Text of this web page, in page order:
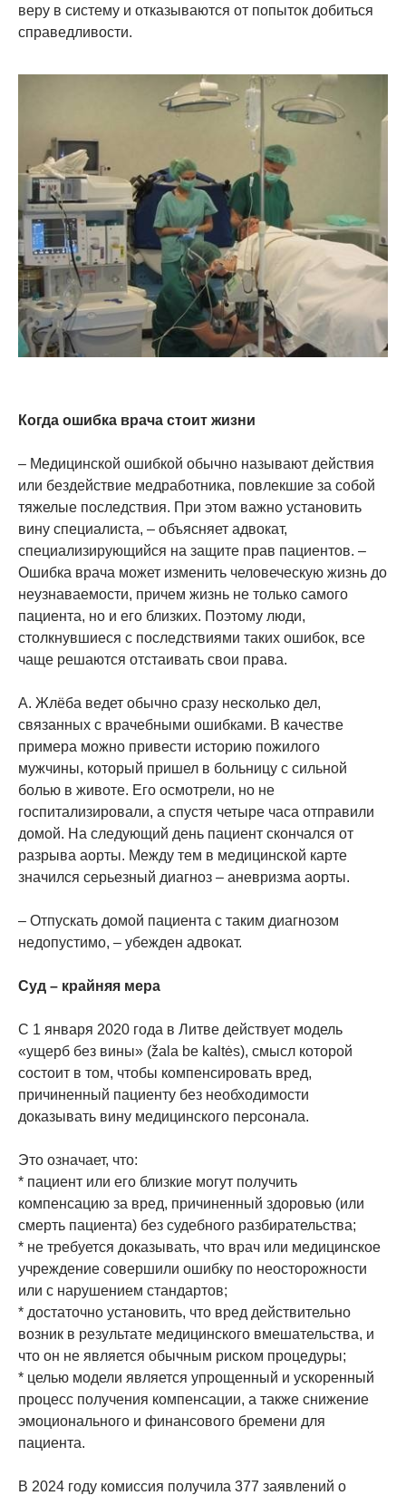
веру в систему и отказываются от попыток добиться
справедливости.
Когда ошибка врача стоит жизни
– Медицинской ошибкой обычно называют действия
или бездействие медработника, повлекшие за собой
тяжелые последствия. При этом важно установить
вину специалиста, – объясняет адвокат,
специализирующийся на защите прав пациентов. –
Ошибка врача может изменить человеческую жизнь до
неузнаваемости, причем жизнь не только самого
пациента, но и его близких. Поэтому люди,
столкнувшиеся с последствиями таких ошибок, все
чаще решаются отстаивать свои права.
А. Жлёба ведет обычно сразу несколько дел,
связанных с врачебными ошибками. В качестве
примера можно привести историю пожилого
мужчины, который пришел в больницу с сильной
болью в животе. Его осмотрели, но не
госпитализировали, а спустя четыре часа отправили
домой. На следующий день пациент скончался от
разрыва аорты. Между тем в медицинской карте
значился серьезный диагноз – аневризма аорты.
– Отпускать домой пациента с таким диагнозом
недопустимо, – убежден адвокат.
Суд – крайняя мера
С 1 января 2020 года в Литве действует модель
«ущерб без вины» (žala be kaltės), смысл которой
состоит в том, чтобы компенсировать вред,
причиненный пациенту без необходимости
доказывать вину медицинского персонала.
Это означает, что:
* пациент или его близкие могут получить
компенсацию за вред, причиненный здоровью (или
смерть пациента) без судебного разбирательства;
* не требуется доказывать, что врач или медицинское
учреждение совершили ошибку по неосторожности
или с нарушением стандартов;
* достаточно установить, что вред действительно
возник в результате медицинского вмешательства, и
что он не является обычным риском процедуры;
* целью модели является упрощенный и ускоренный
процесс получения компенсации, а также снижение
эмоционального и финансового бремени для
пациента.
В 2024 году комиссия получила 377 заявлений о